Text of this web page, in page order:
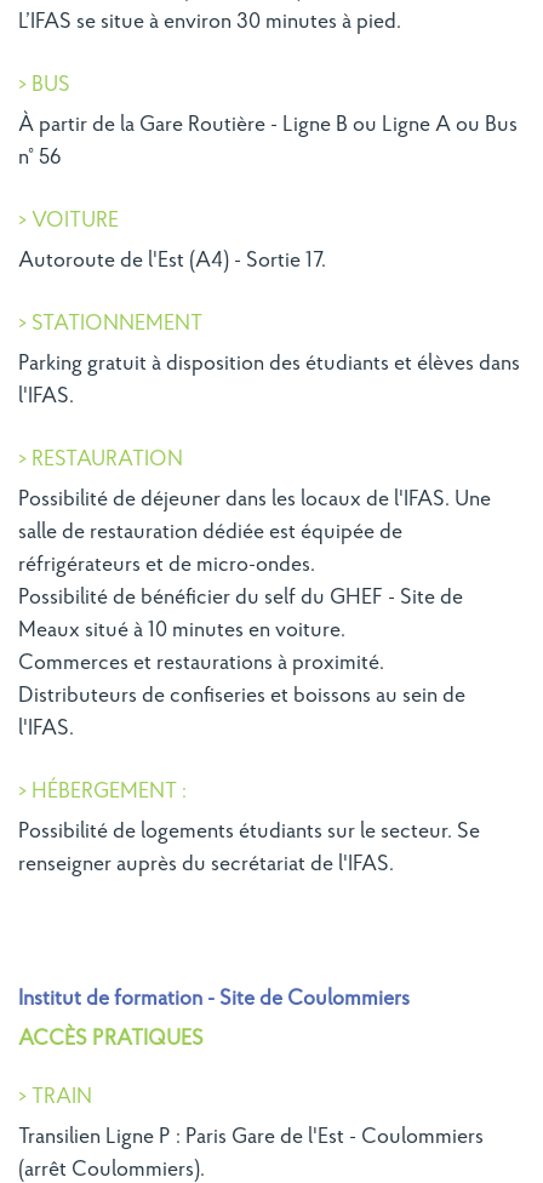
L’IFAS se situe à environ 30 minutes à pied.
> BUS
À partir de la Gare Routière - Ligne B ou Ligne A ou Bus
n° 56
> VOITURE
Autoroute de l'Est (A4) - Sortie 17.
> STATIONNEMENT
Parking gratuit à disposition des étudiants et élèves dans
l'IFAS.
> RESTAURATION
Possibilité de déjeuner dans les locaux de l'IFAS. Une
salle de restauration dédiée est équipée de
réfrigérateurs et de micro-ondes.
Possibilité de bénéficier du self du GHEF - Site de
Meaux situé à 10 minutes en voiture.
Commerces et restaurations à proximité.
Distributeurs de confiseries et boissons au sein de
l'IFAS.
> HÉBERGEMENT :
Possibilité de logements étudiants sur le secteur. Se
renseigner auprès du secrétariat de l'IFAS.
Institut de formation - Site de Coulommiers
ACCÈS PRATIQUES
> TRAIN
Transilien Ligne P : Paris Gare de l'Est - Coulommiers
(arrêt Coulommiers).